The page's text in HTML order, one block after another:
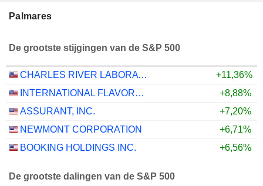
Palmares
De grootste stijgingen van de S&P 500
CHARLES RIVER LABORATORIES INTERNATIONAL, INC.
+11,36%
INTERNATIONAL FLAVORS & FRAGRANCES INC.
+8,88%
ASSURANT, INC.
+7,20%
NEWMONT CORPORATION
+6,71%
BOOKING HOLDINGS INC.
+6,56%
De grootste dalingen van de S&P 500